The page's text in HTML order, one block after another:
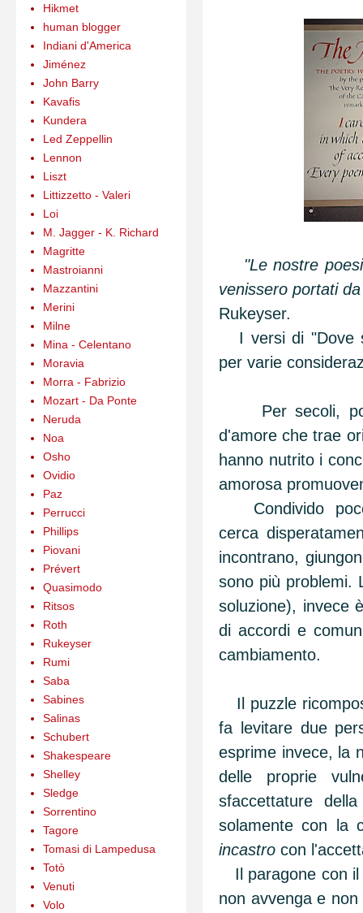
"Le nostre
venissero portati
Rukeyser.
I versi di "Dove
per varie
Per secoli,
d'amore che trae
hanno nutrito i
amorosa
Condivido
cerca
incontrano,
sono più problemi.
soluzione), invece
di accordi e
cambiamento.
Il puzzle
fa levitare due
esprime invece, la
delle proprie
sfaccettature
solamente con la
incastro con
Il paragone con il
non avvenga e
Hikmet
human blogger
Indiani d'America
Jiménez
John Barry
Kavafis
Kundera
Led Zeppellin
Lennon
Liszt
Littizzetto - Valeri
Loi
M. Jagger - K. Richard
Magritte
Mastroianni
Mazzantini
Merini
Milne
Mina - Celentano
Moravia
Morra - Fabrizio
Mozart - Da Ponte
Neruda
Noa
Osho
Ovidio
Paz
Perrucci
Phillips
Piovani
Prévert
Quasimodo
Ritsos
Roth
Rukeyser
Rumi
Saba
Sabines
Salinas
Schubert
Shakespeare
Shelley
Sledge
Sorrentino
Tagore
Tomasi di Lampedusa
Totò
Venuti
Volo